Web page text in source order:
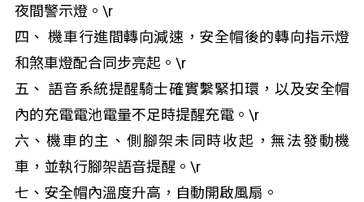
夜間警示燈。\r
四、 機車行進間轉向減速，安全帽後的轉向指示燈
和煞車燈配合同步亮起。\r
五、 語音系統提醒騎士確實繫緊扣環，以及安全帽
內的充電電池電量不足時提醒充電。\r
六、機車的主、側腳架未同時收起，無法發動機
車，並執行腳架語音提醒。\r
七、安全帽內溫度升高，自動開啟風扇。